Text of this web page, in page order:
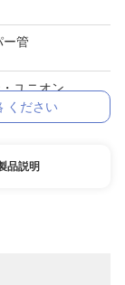
ー管
ユニオン、、
陰
ください
品説明